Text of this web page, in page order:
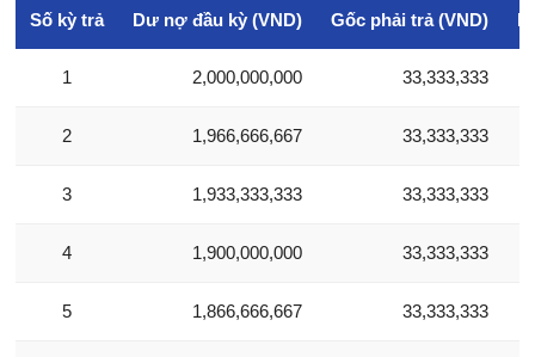
Số kỳ trả Dư nợ đầu kỳ (VND) Gốc phải trả (VND)
1 2,000,000,000 33,333,333
2 1,966,666,667 33,333,333
3 1,933,333,333 33,333,333
4 1,900,000,000 33,333,333
5 1,866,666,667 33,333,333